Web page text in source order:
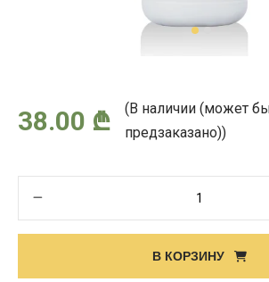
38.00 ₾
(В наличии (может
предзаказано))
Biofat
В КОРЗИНУ